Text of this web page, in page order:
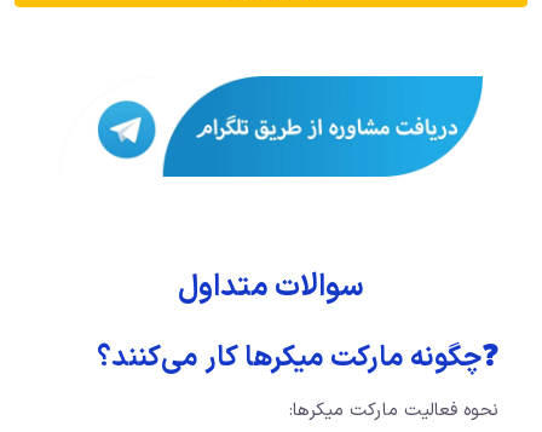
سوالات متداول
❓چگونه مارکت میکرها کار می‌کنند؟
نحوه فعالیت مارکت میکرها: